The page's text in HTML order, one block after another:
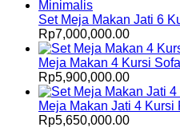
Set Meja Makan Jati 6
Rp7,000,000.00
Meja Makan 4 Kursi
Rp5,900,000.00
Meja Makan Jati 4 Kursi
Rp5,650,000.00